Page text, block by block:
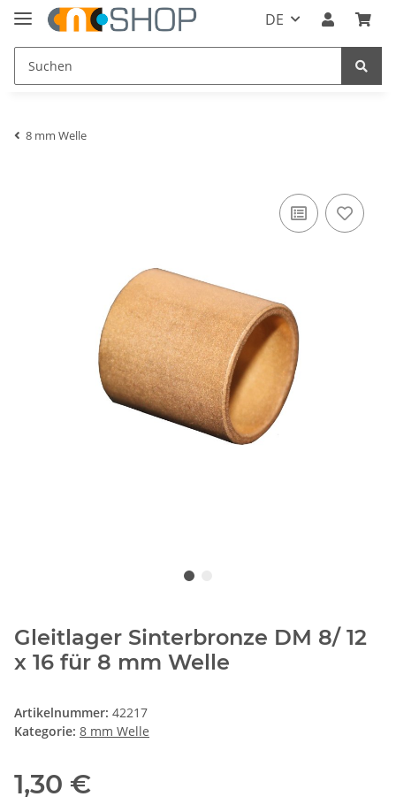
DE
8 mm Welle
Gleitlager Sinterbronze DM 8/ 12
x 16 für 8 mm Welle
Artikelnummer: 42217
Kategorie: 8 mm Welle
1,30 €